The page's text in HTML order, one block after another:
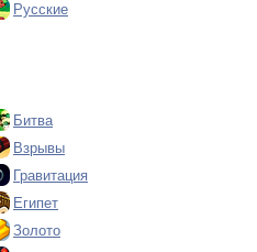
Русские
Битва
Взрывы
Гравитация
Египет
Золото